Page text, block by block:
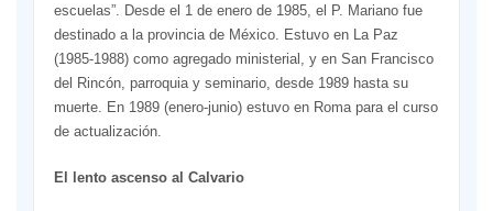
escuelas”. Desde el 1 de enero de 1985, el P. Mariano fue
destinado a la provincia de México. Estuvo en La Paz
(1985-1988) como agregado ministerial, y en San Francisco
del Rincón, parroquia y seminario, desde 1989 hasta su
muerte. En 1989 (enero-junio) estuvo en Roma para el curso
de actualización.
El lento ascenso al Calvario